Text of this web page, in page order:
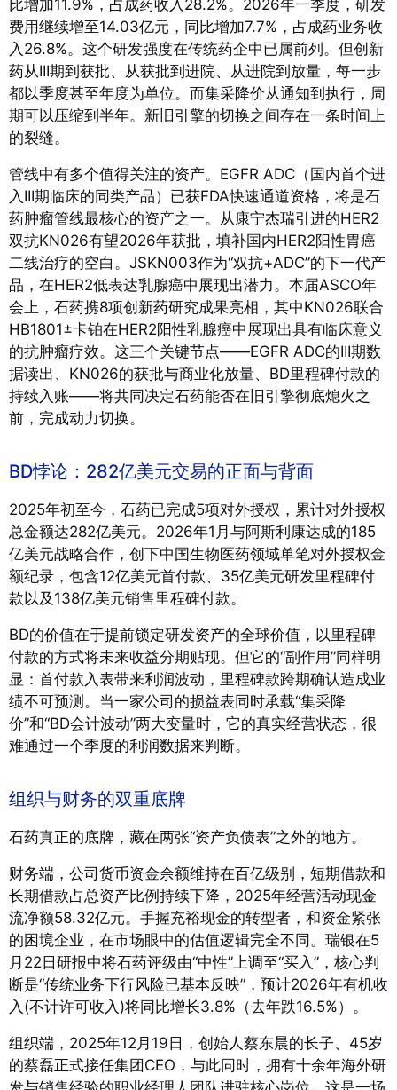
比增加11.9%，占成药收入28.2%。2026年一季度，研发
费用继续增至14.03亿元，同比增加7.7%，占成药业务收
入26.8%。这个研发强度在传统药企中已属前列。但创新
药从III期到获批、从获批到进院、从进院到放量，每一步
都以季度甚至年度为单位。而集采降价从通知到执行，周
期可以压缩到半年。新旧引擎的切换之间存在一条时间上
的裂缝。
管线中有多个值得关注的资产。EGFR ADC（国内首个进
入III期临床的同类产品）已获FDA快速通道资格，将是石
药肿瘤管线最核心的资产之一。从康宁杰瑞引进的HER2
双抗KN026有望2026年获批，填补国内HER2阳性胃癌
二线治疗的空白 。JSKN003作为“双抗+ADC”的下一代产
品，在HER2低表达乳腺癌中展现出潜力。本届ASCO年
会上，石药携8项创新药研究成果亮相，其中KN026联合
HB1801±卡铂在HER2阳性乳腺癌中展现出具有临床意义
的抗肿瘤疗效。这三个关键节点——EGFR ADC的III期数
据读出、KN026的获批与商业化放量、BD里程碑付款的
持续入账——将共同决定石药能否在旧引擎彻底熄火之
前，完成动力切换。
BD悖论：282亿美元交易的正面与背面
2025年初至今，石药已完成5项对外授权，累计对外授权
总金额达282亿美元。2026年1月与阿斯利康达成的185
亿美元战略合作，创下中国生物医药领域单笔对外授权金
额纪录，包含12亿美元首付款、35亿美元研发里程碑付
款以及138亿美元销售里程碑付款。
BD的价值在于提前锁定研发资产的全球价值，以里程碑
付款的方式将未来收益分期贴现。但它的“副作用”同样明
显：首付款入表带来利润波动，里程碑款跨期确认造成业
绩不可预测。当一家公司的损益表同时承载“集采降
价”和“BD会计波动”两大变量时，它的真实经营状态，很
难通过一个季度的利润数据来判断。
组织与财务的双重底牌
石药真正的底牌，藏在两张“资产负债表”之外的地方。
财务端，公司货币资金余额维持在百亿级别，短期借款和
长期借款占总资产比例持续下降，2025年经营活动现金
流净额58.32亿元。手握充裕现金的转型者，和资金紧张
的困境企业，在市场眼中的估值逻辑完全不同。瑞银在5
月22日研报中将石药评级由“中性”上调至“买入”，核心判
断是“传统业务下行风险已基本反映”，预计2026年有机收
入(不计许可收入)将同比增长3.8%（去年跌16.5%） 。
组织端，2025年12月19日，创始人蔡东晨的长子、45岁
的蔡磊正式接任集团CEO，与此同时，拥有十余年海外研